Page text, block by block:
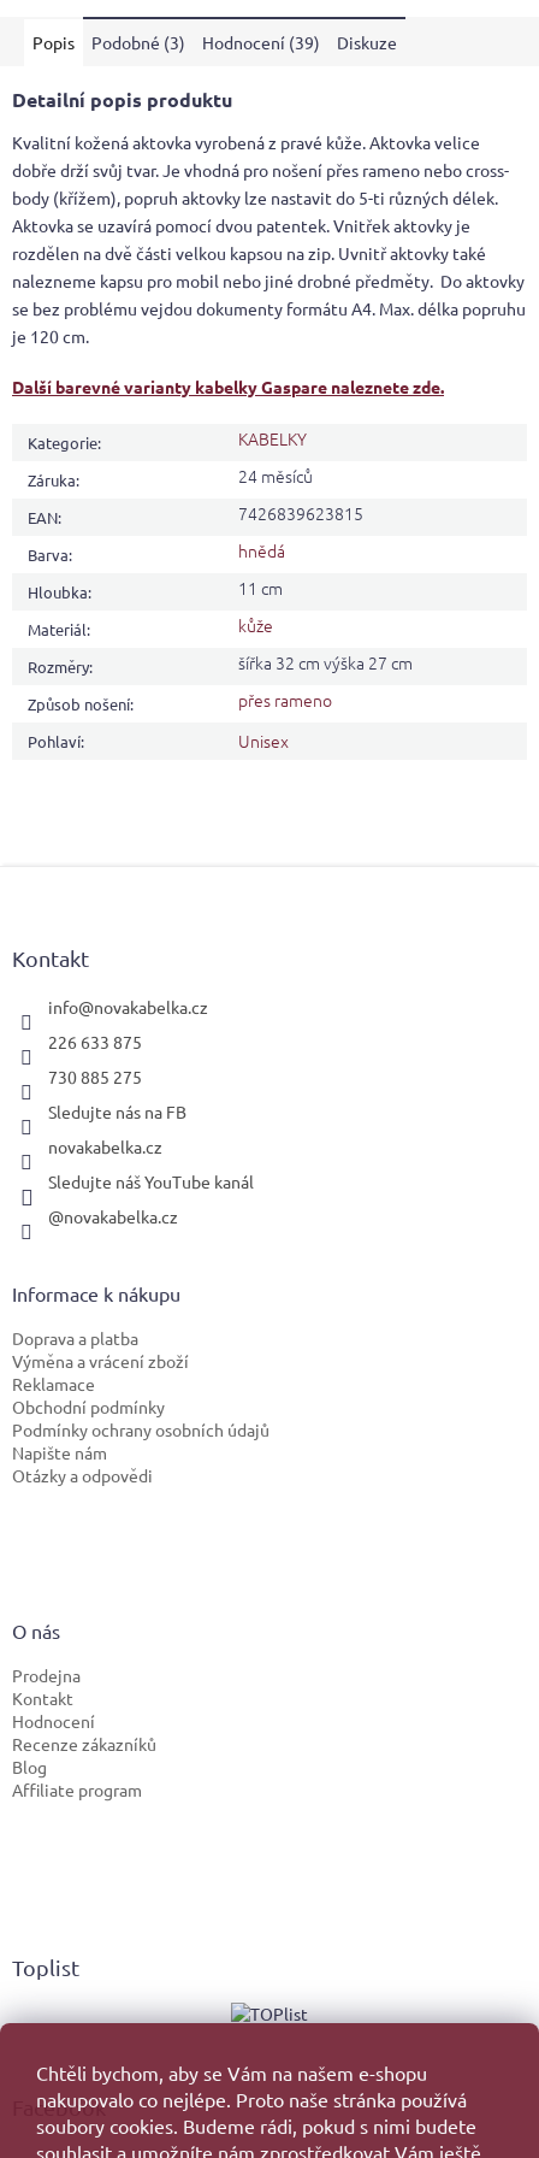
Chtěli bychom, aby se Vám na našem e-shopu
nakupovalo co nejlépe. Proto naše stránka používá
soubory cookies. Budeme rádi, pokud s nimi budete
souhlasit a umožníte nám zprostředkovat Vám ještě
hvězdiček.
Popis Podobné (3) Hodnocení (39) Diskuze
Detailní popis produktu
Kvalitní kožená aktovka vyrobená z pravé kůže. Aktovka velice
dobře drží svůj tvar. Je vhodná pro nošení přes rameno nebo cross-
body (křížem), popruh aktovky lze nastavit do 5-ti různých délek.
Aktovka se uzavírá pomocí dvou patentek. Vnitřek aktovky je
rozdělen na dvě části velkou kapsou na zip. Uvnitř aktovky také
nalezneme kapsu pro mobil nebo jiné drobné předměty. Do aktovky
se bez problému vejdou dokumenty formátu A4. Max. délka popruhu
je 120 cm.
Další barevné varianty kabelky Gaspare naleznete zde.
Kategorie: KABELKY
Záruka: 24 měsíců
EAN: 7426839623815
Barva: hnědá
Hloubka: 11 cm
Materiál: kůže
Rozměry: šířka 32 cm výška 27 cm
Způsob nošení: přes rameno
Pohlaví: Unisex
Kontakt
info@novakabelka.cz
226 633 875
730 885 275
Sledujte nás na FB
novakabelka.cz
Sledujte náš YouTube kanál
@novakabelka.cz
Informace k nákupu
Doprava a platba
Výměna a vrácení zboží
Reklamace
Obchodní podmínky
Podmínky ochrany osobních údajů
Napište nám
Otázky a odpovědi
O nás
Prodejna
Kontakt
Hodnocení
Recenze zákazníků
Blog
Affiliate program
Toplist
Facebook